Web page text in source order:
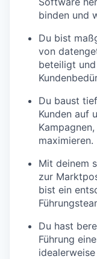
binden und
Du bist
von
beteiligt
Du baust
Kunden auf
maximieren.
Mit deinem
zur
bist ein
Du hast
Führung